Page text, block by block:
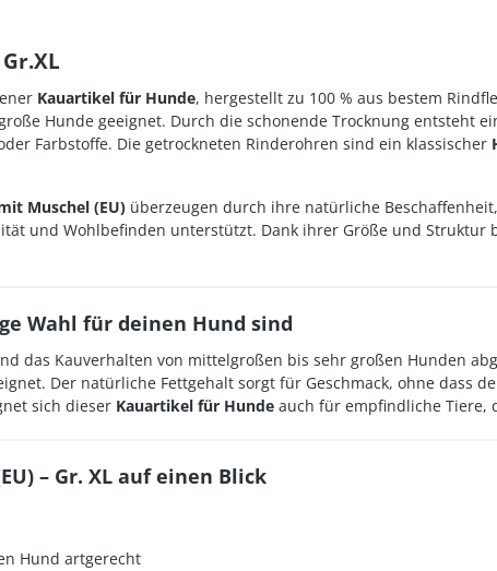
Kauartikel für Hunde, hergestellt zu 100 % aus bestem
Hunde geeignet. Durch die schonende Trocknung entsteht
Farbstoffe. Die getrockneten Rinderohren sind ein klassischer
Muschel (EU) überzeugen durch ihre natürliche
und Wohlbefinden unterstützt. Dank ihrer Größe und
Wahl für deinen Hund sind
das Kauverhalten von mittelgroßen bis sehr großen Hunden
Der natürliche Fettgehalt sorgt für Geschmack, ohne dass
sich dieser Kauartikel für Hunde auch für empfindliche Tiere,
– Gr. XL auf einen Blick
Hund artgerecht